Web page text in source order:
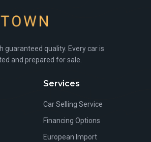
guaranteed quality. Every car is
and prepared for sale.
Services
Car Selling Service
Financing Options
European Import